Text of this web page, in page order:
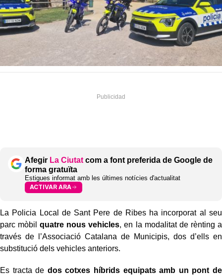
Afegir La Ciutat com a font preferida de Google de
forma gratuïta
Estigues informat amb les últimes notícies d'actualitat
ACTIVAR ARA
La Policia Local de Sant Pere de Ribes ha incorporat al seu
parc mòbilquatre nous vehicles, en la modalitat de rènting a
través de l’Associació Catalana de Municipis, dos d’ells en
substitució dels vehicles anteriors.
Es tracta de dos cotxes híbrids equipats amb un pont de